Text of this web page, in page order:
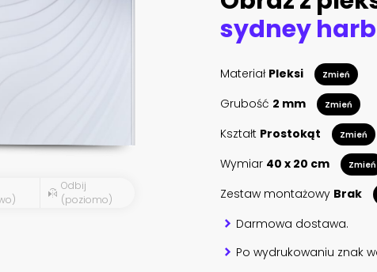
Odbij
(poziomo)
Materiał Pleksi Zmień
Grubość 2 mm Zmień
Kształt Prostokąt Zmień
Wymiar 40 x 20 cm Zmień
Zestaw montażowy Brak
Darmowa dostawa.
Po wydrukowaniu znak